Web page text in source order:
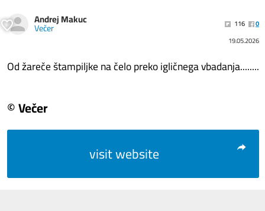
Andrej Makuc
Večer 116
0
19.05.2026
Od žareče štampiljke na čelo preko igličnega vbadanja........
© Večer
visit website